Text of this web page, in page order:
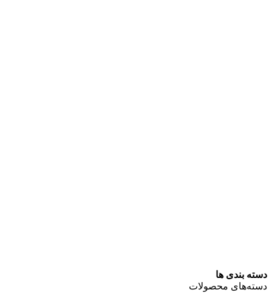
دسته بندی ها
دسته‌های محصولات